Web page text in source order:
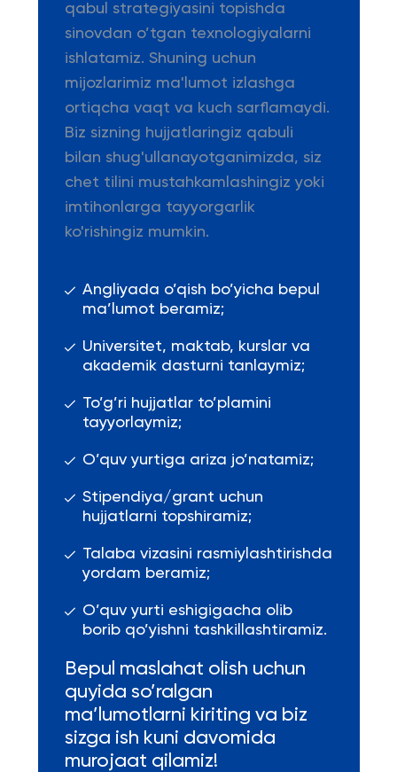
qabul strategiyasini topishda
sinovdan o’tgan texnologiyalarni
ishlatamiz. Shuning uchun
mijozlarimiz ma'lumot izlashga
ortiqcha vaqt va kuch sarflamaydi.
Biz sizning hujjatlaringiz qabuli
bilan shug'ullanayotganimizda, siz
chet tilini mustahkamlashingiz yoki
imtihonlarga tayyorgarlik
ko'rishingiz mumkin.
Angliyada o’qish bo’yicha bepul
ma’lumot beramiz;
Universitet, maktab, kurslar va
akademik dasturni tanlaymiz;
To’g’ri hujjatlar to’plamini
tayyorlaymiz;
O’quv yurtiga ariza jo’natamiz;
Stipendiya/grant uchun
hujjatlarni topshiramiz;
Talaba vizasini rasmiylashtirishda
yordam beramiz;
O’quv yurti eshigigacha olib
borib qo’yishni tashkillashtiramiz.
Bepul maslahat olish uchun
quyida so’ralgan
ma’lumotlarni kiriting va biz
sizga ish kuni davomida
murojaat qilamiz!